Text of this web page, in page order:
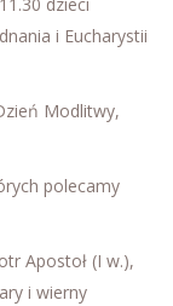
i Eucharystii
Modlitwy,
polecamy
Apostoł (I w.),
i wierny